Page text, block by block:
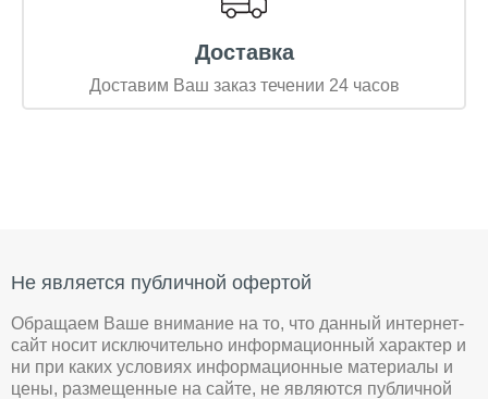
Доставка
Доставим Ваш заказ течении 24 часов
Не является публичной офертой
Обращаем Ваше внимание на то, что данный интернет-
сайт носит исключительно информационный характер и
ни при каких условиях информационные материалы и
цены, размещенные на сайте, не являются публичной